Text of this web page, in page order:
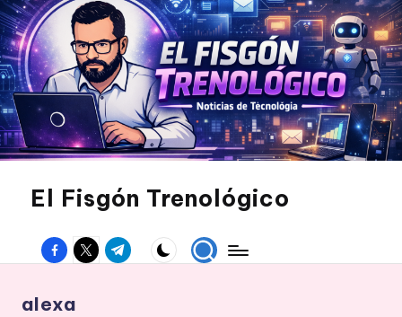
Saltar
al
contenido
El Fisgón Trenológico
sitio
noticias
Facebook
Twitter
Canal
Telegram
alexa